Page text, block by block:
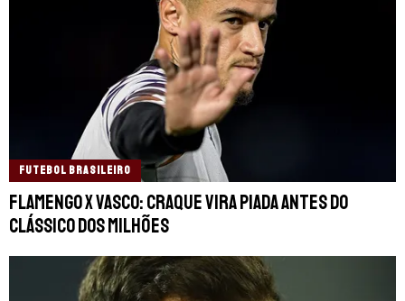
FUTEBOL BRASILEIRO
Flamengo x Vasco: Craque vira piada antes do
Clássico dos Milhões